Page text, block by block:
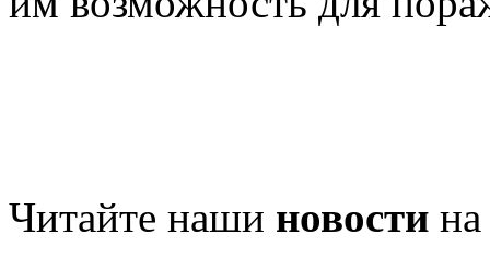
Читайте наши новости